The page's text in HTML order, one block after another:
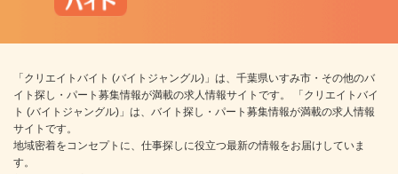
「クリエイトバイト (バイトジャングル)」は、千葉県いすみ市・その他のバ
イト探し・パート募集情報が満載の求人情報サイトです。 「クリエイトバイ
ト (バイトジャングル)」は、バイト探し・パート募集情報が満載の求人情報
サイトです。
地域密着をコンセプトに、仕事探しに役立つ最新の情報をお届けしていま
す。